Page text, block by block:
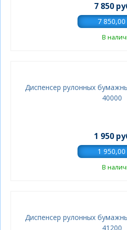
7 850
В
Диспенсер рулонных
40000
1 950
В
Диспенсер рулонных
41200